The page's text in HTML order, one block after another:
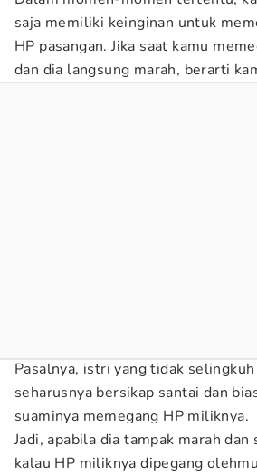
saja memiliki keinginan untuk
HP pasangan. Jika saat kamu
dan dia langsung marah, berarti
Pasalnya, istri yang tidak
seharusnya bersikap santai dan
suaminya memegang HP miliknya.
Jadi, apabila dia tampak marah
kalau HP miliknya dipegang